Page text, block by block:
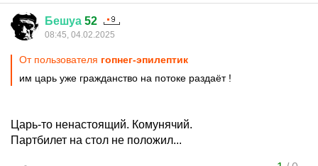
Бешуа 52
08:45, 04.02.2025
От пользователя гопнег-эпилептик
им царь уже гражданство на потоке раздаёт !
Царь-то ненастоящий. Комунячий.
Партбилет на стол не положил...